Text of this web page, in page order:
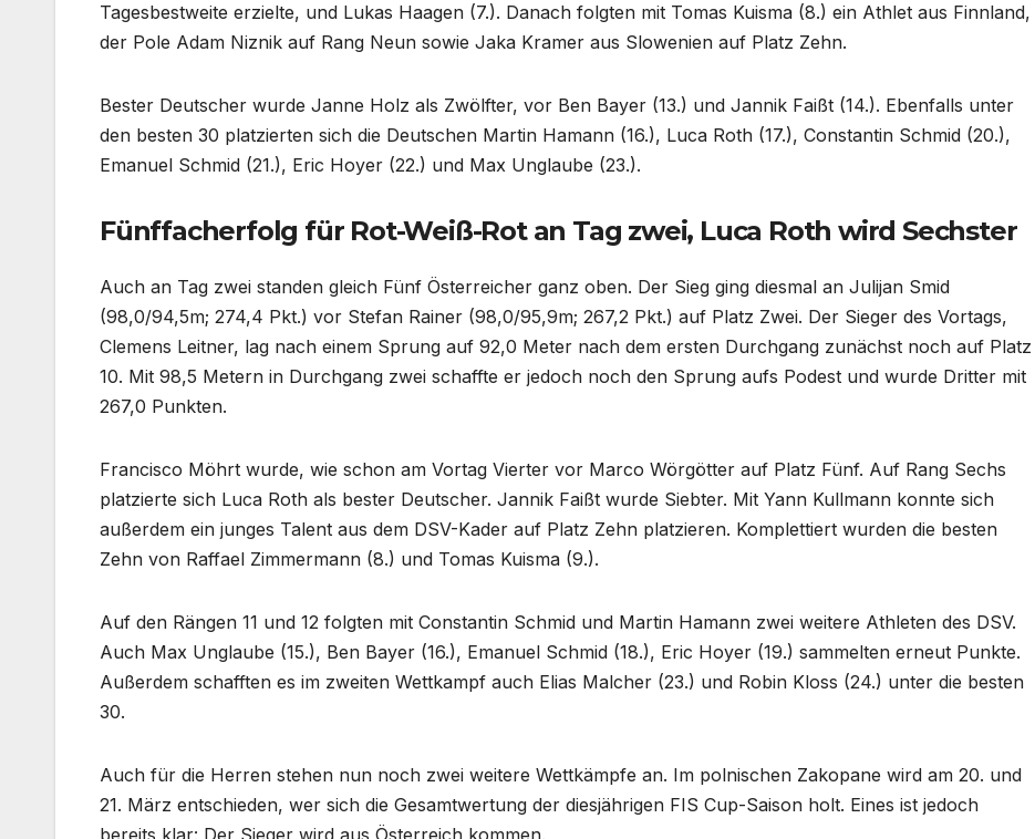
Tagesbestweite erzielte, und Lukas Haagen (7.). Danach folgten mit Tomas Kuisma (8.) ein Athlet aus Finnland,
der Pole Adam Niznik auf Rang Neun sowie Jaka Kramer aus Slowenien auf Platz Zehn.
Bester Deutscher wurde Janne Holz als Zwölfter, vor Ben Bayer (13.) und Jannik Faißt (14.). Ebenfalls unter
den besten 30 platzierten sich die Deutschen Martin Hamann (16.), Luca Roth (17.), Constantin Schmid (20.),
Emanuel Schmid (21.), Eric Hoyer (22.) und Max Unglaube (23.).
Fünffacherfolg für Rot-Weiß-Rot an Tag zwei, Luca Roth wird Sechster
Auch an Tag zwei standen gleich Fünf Österreicher ganz oben. Der Sieg ging diesmal an Julijan Smid
(98,0/94,5m; 274,4 Pkt.) vor Stefan Rainer (98,0/95,9m; 267,2 Pkt.) auf Platz Zwei. Der Sieger des Vortags,
Clemens Leitner, lag nach einem Sprung auf 92,0 Meter nach dem ersten Durchgang zunächst noch auf Platz
10. Mit 98,5 Metern in Durchgang zwei schaffte er jedoch noch den Sprung aufs Podest und wurde Dritter mit
267,0 Punkten.
Francisco Möhrt wurde, wie schon am Vortag Vierter vor Marco Wörgötter auf Platz Fünf. Auf Rang Sechs
platzierte sich Luca Roth als bester Deutscher. Jannik Faißt wurde Siebter. Mit Yann Kullmann konnte sich
außerdem ein junges Talent aus dem DSV-Kader auf Platz Zehn platzieren. Komplettiert wurden die besten
Zehn von Raffael Zimmermann (8.) und Tomas Kuisma (9.).
Auf den Rängen 11 und 12 folgten mit Constantin Schmid und Martin Hamann zwei weitere Athleten des DSV.
Auch Max Unglaube (15.), Ben Bayer (16.), Emanuel Schmid (18.), Eric Hoyer (19.) sammelten erneut Punkte.
Außerdem schafften es im zweiten Wettkampf auch Elias Malcher (23.) und Robin Kloss (24.) unter die besten
30.
Auch für die Herren stehen nun noch zwei weitere Wettkämpfe an. Im polnischen Zakopane wird am 20. und
21. März entschieden, wer sich die Gesamtwertung der diesjährigen FIS Cup-Saison holt. Eines ist jedoch